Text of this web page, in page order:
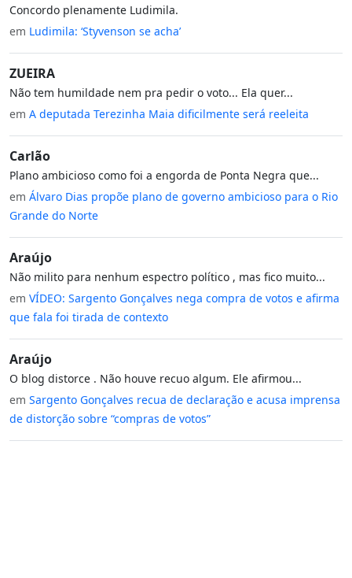
Concordo plenamente Ludimila.
em Ludimila: ‘Styvenson se acha’
ZUEIRA
Não tem humildade nem pra pedir o voto... Ela quer...
em A deputada Terezinha Maia dificilmente será reeleita
Carlão
Plano ambicioso como foi a engorda de Ponta Negra que...
em Álvaro Dias propõe plano de governo ambicioso para o Rio
Grande do Norte
Araújo
Não milito para nenhum espectro político , mas fico muito...
em VÍDEO: Sargento Gonçalves nega compra de votos e afirma
que fala foi tirada de contexto
Araújo
O blog distorce . Não houve recuo algum. Ele afirmou...
em Sargento Gonçalves recua de declaração e acusa imprensa
de distorção sobre “compras de votos”